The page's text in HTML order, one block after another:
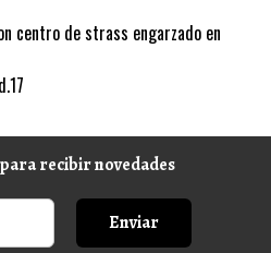
centro de strass engarzado en
recibir novedades
Enviar